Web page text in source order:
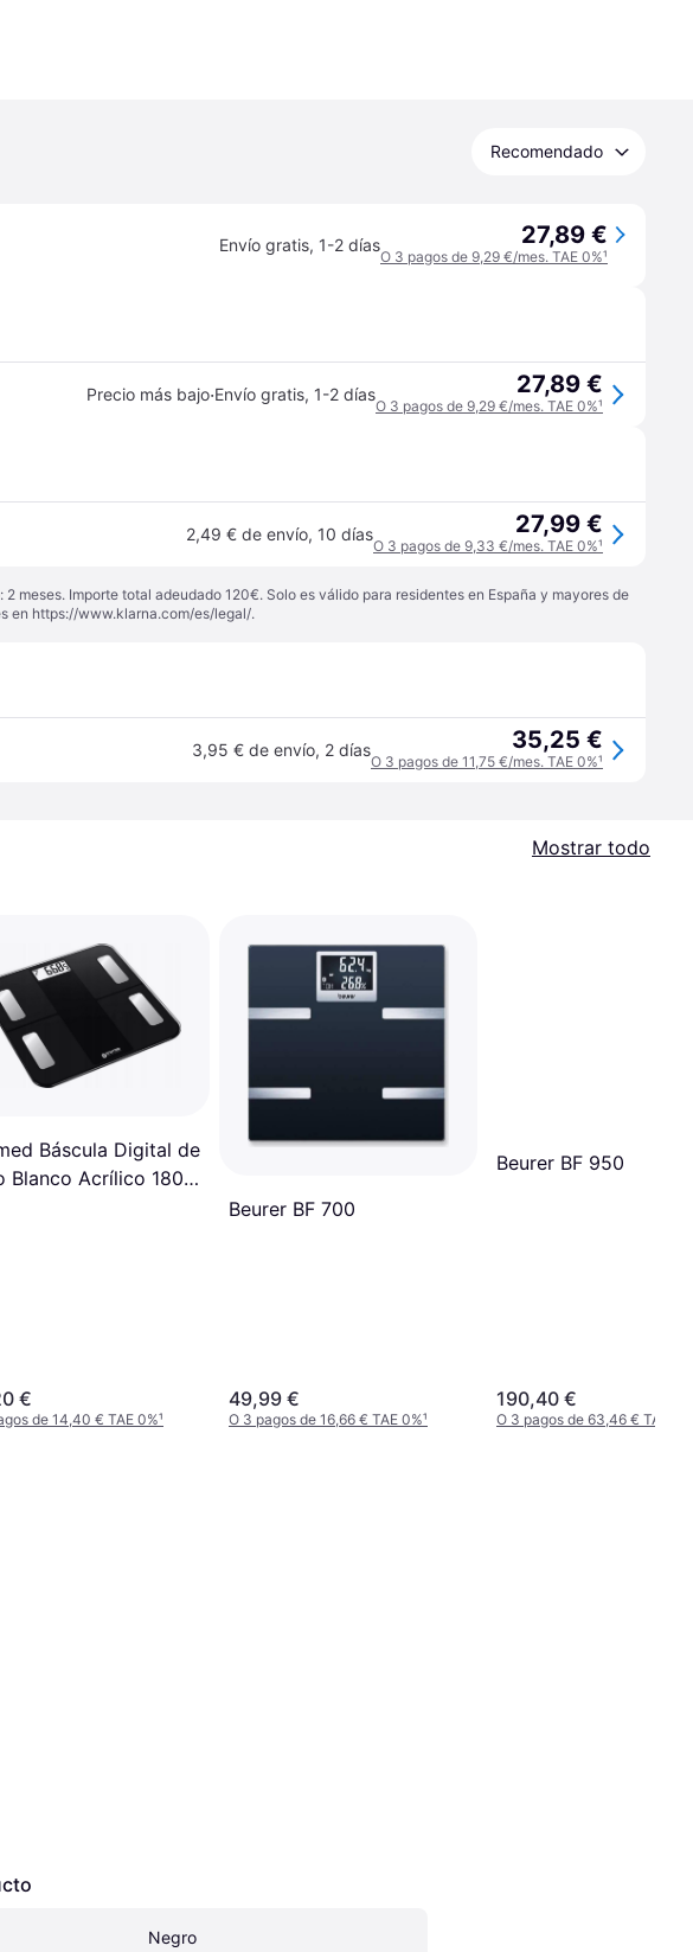
Recomendado
Envío gratis, 1-2 días 27,89 €
O 3 pagos de 9,29 €/mes. TAE 0%¹
Precio más bajo·Envío gratis, 1-2 días 27,89 €
O 3 pagos de 9,29 €/mes. TAE 0%¹
2,49 € de envío, 10 días 27,99 €
O 3 pagos de 9,33 €/mes. TAE 0%¹
meses. Importe total adeudado 120€. Solo es válido para residentes en España y mayores de
en https://www.klarna.com/es/legal/.
3,95 € de envío, 2 días 35,25 €
O 3 pagos de 11,75 €/mes. TAE 0%¹
Mostrar todo
Báscula Digital de
Blanco Acrílico 180
€
de 14,40 € TAE 0%¹
Beurer BF 700
49,99 €
O 3 pagos de 16,66 € TAE 0%¹
Beurer BF 950
190,40 €
O 3 pagos de 63,46 € TAE 0%
Negro